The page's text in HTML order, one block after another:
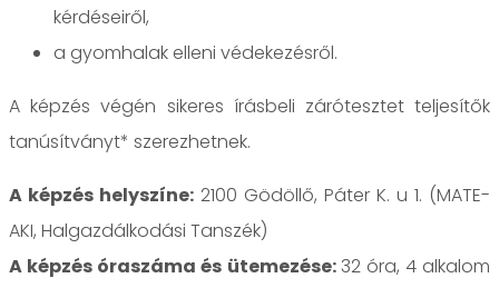
kérdéseiről,
a gyomhalak elleni védekezésről.
A képzés végén sikeres írásbeli zárótesztet teljesítők
tanúsítványt* szerezhetnek.
A képzés helyszíne: 2100 Gödöllő, Páter K. u 1. (MATE-
AKI, Halgazdálkodási Tanszék)
A képzés óraszáma és ütemezése:32 óra, 4 alkalom